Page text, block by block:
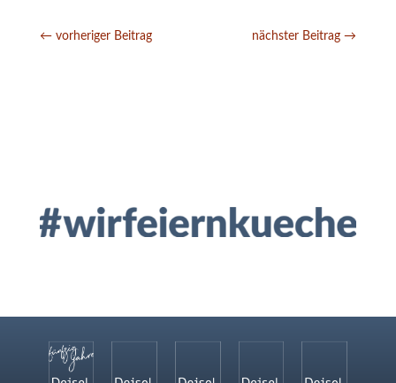
← vorheriger Beitrag nächster Beitrag →